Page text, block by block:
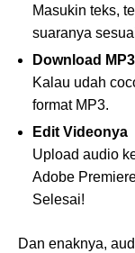
Masukin teks,
suaranya
Download
Kalau udah
format MP3.
Edit Videonya
Upload audio
Adobe
Selesai!
Dan enaknya,